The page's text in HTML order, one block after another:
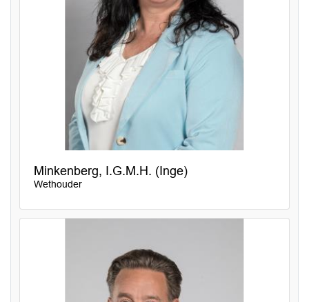
Minkenberg, I.G.M.H. (Inge)
Wethouder